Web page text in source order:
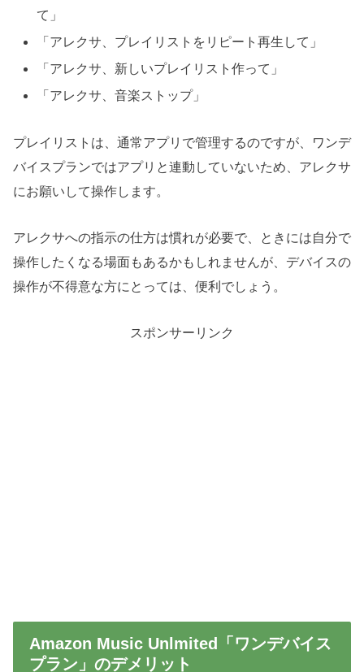
て」
「アレクサ、プレイリストをリピート再生して」
「アレクサ、新しいプレイリスト作って」
「アレクサ、音楽ストップ」
プレイリストは、通常アプリで管理するのですが、ワンデ
バイスプランではアプリと連動していないため、アレクサ
にお願いして操作します。
アレクサへの指示の仕方は慣れが必要で、ときには自分で
操作したくなる場面もあるかもしれませんが、デバイスの
操作が不得意な方にとっては、便利でしょう。
スポンサーリンク
Amazon Music Unlmited「ワンデバイス
プラン」のデメリット